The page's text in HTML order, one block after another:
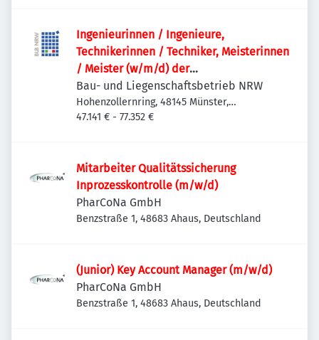
Ingenieurinnen / Ingenieure,
Technikerinnen / Techniker, Meisterinnen
/ Meister (w/m/d) der
Versorgungstechnik / Technischen
Gebäudeausrüstung als
Projektteammitglied
Bau- und Liegenschaftsbetrieb NRW
Hohenzollernring, 48145 Münster,
Deutschland
47.141 € - 77.352 €
Mitarbeiter Qualitätssicherung
Inprozesskontrolle (m/w/d)
PharCoNa GmbH
Benzstraße 1, 48683 Ahaus, Deutschland
(Junior) Key Account Manager (m/w/d)
PharCoNa GmbH
Benzstraße 1, 48683 Ahaus, Deutschland